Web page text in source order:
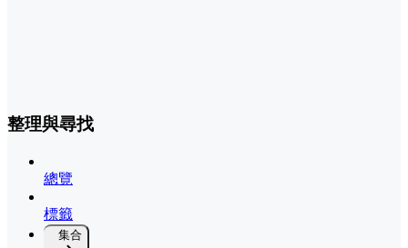
整理與尋找
總覽
標籤
集合